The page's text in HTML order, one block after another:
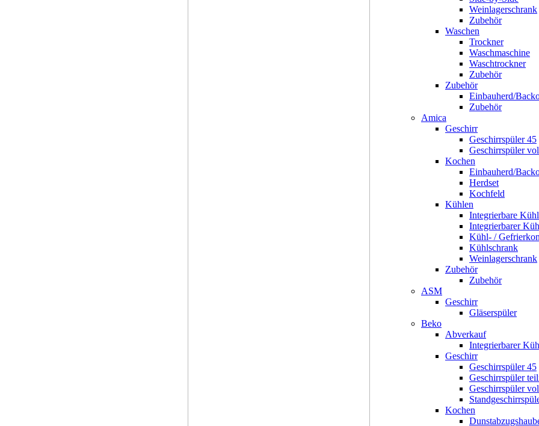
Weinlagerschrank
Zubehör
Waschen
Trockner
Waschmaschine
Waschtrockner
Zubehör
Zubehör
Einbauherd/
Zubehör
Amica
Geschirr
Geschirrspüler 45
Geschirrspüler
Kochen
Einbauherd/
Herdset
Kochfeld
Kühlen
Integrierbare
Integrierbarer
Kühl- /
Kühlschrank
Weinlagerschrank
Zubehör
Zubehör
ASM
Geschirr
Gläserspüler
Beko
Abverkauf
Integrierbarer
Geschirr
Geschirrspüler 45
Geschirrspüler
Geschirrspüler
Kochen